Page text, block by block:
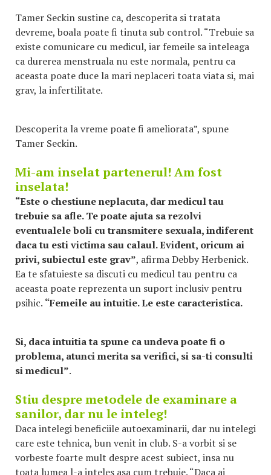
Tamer Seckin sustine ca, descoperita si tratata
devreme, boala poate fi tinuta sub control. “Trebuie sa
existe comunicare cu medicul, iar femeile sa inteleaga
ca durerea menstruala nu este normala, pentru ca
aceasta poate duce la mari neplaceri toata viata si, mai
grav, la infertilitate.
Descoperita la vreme poate fi ameliorata”, spune
Tamer Seckin.
Mi-am inselat partenerul! Am fost
inselata!
“Este o chestiune neplacuta, dar medicul tau
trebuie sa afle. Te poate ajuta sa rezolvi
eventualele boli cu transmitere sexuala, indiferent
daca tu esti victima sau calaul. Evident, oricum ai
privi, subiectul este grav”, afirma Debby Herbenick.
Ea te sfatuieste sa discuti cu medicul tau pentru ca
aceasta poate reprezenta un suport inclusiv pentru
psihic. “Femeile au intuitie. Le este caracteristica.
Si, daca intuitia ta spune ca undeva poate fi o
problema, atunci merita sa verifici, si sa-ti consulti
si medicul”.
Stiu despre metodele de examinare a
sanilor, dar nu le inteleg!
Daca intelegi beneficiile autoexaminarii, dar nu intelegi
care este tehnica, bun venit in club. S-a vorbit si se
vorbeste foarte mult despre acest subiect, insa nu
toata lumea l-a inteles asa cum trebuie. “Daca ai